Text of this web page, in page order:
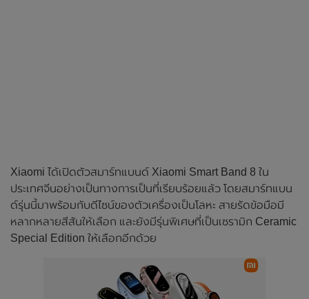
Xiaomi ได้เปิดตัวสมาร์ทแบนด์ Xiaomi Smart Band 8 ใน
ประเทศจีนอย่างเป็นทางการเป็นที่เรียบร้อยแล้ว โดยสมาร์ทแบน
ด์รุ่นนี้มาพร้อมกับดีไซน์ของตัวเครื่องเป็นโลหะ สายรัดข้อมือมี
หลากหลายสีสันให้เลือก และยังมีรุ่นพิเศษที่เป็นเซรามิก Ceramic
Special Edition ให้เลือกอีกด้วย